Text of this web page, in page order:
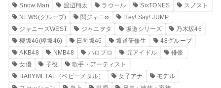
Snow Man
渡辺翔太 ラウール SixTONES
スノスト
NEWS(グループ)
関ジャニ∞
Hey! Say! JUMP
ジャニーズWEST
ジャニヲタ 坂道シリーズ
乃木坂46
櫻坂46(欅坂46)
日向坂46 坂道研修生
48グループ
AKB48
NMB48 ハロプロ 元アイドル
俳優
女優
子役
歌手・アーティスト
BABYMETAL（ベビーメタル）
女子アナ
モデル